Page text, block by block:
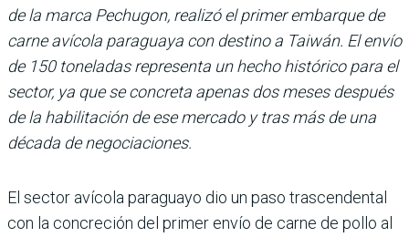
de la marca Pechugon, realizó el primer embarque de
carne avícola paraguaya con destino a Taiwán. El envío
de 150 toneladas representa un hecho histórico para el
sector, ya que se concreta apenas dos meses después
de la habilitación de ese mercado y tras más de una
década de negociaciones.
El sector avícola paraguayo dio un paso trascendental
con la concreción del primer envío de carne de pollo al